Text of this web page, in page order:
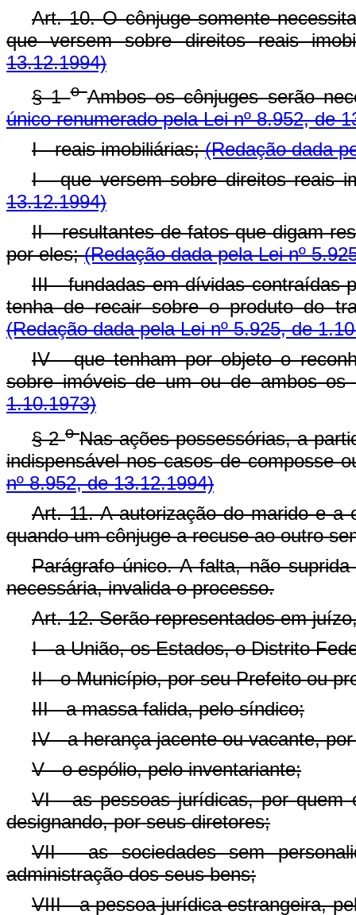
Art. 10. O cônjuge somente
que versem sobre direitos reais
13.12.1994)
§ 1oAmbos os cônjuges serão
único renumerado pela Lei nº 8.952, de
I - reais imobiliárias;(Redação dada
I - que versem sobre direitos reais
13.12.1994)
II - resultantes de fatos que digam
por eles;(Redação dada pela Lei nº
III - fundadas em dívidas contraídas
tenha de recair sobre o produto do
(Redação dada pela Lei nº 5.925, de
IV - que tenham por objeto o
sobre imóveis de um ou de ambos
1.10.1973)
§ 2oNas ações possessórias, a
indispensável nos casos de composse
nº 8.952, de 13.12.1994)
Art. 11. A autorização do marido e a
quando um cônjuge a recuse ao outro
Parágrafo único. A falta, não
necessária, invalida o processo.
Art. 12. Serão representados em
I - a União, os Estados, o Distrito
II - o Município, por seu Prefeito ou
III - a massa falida, pelo síndico;
IV - a herança jacente ou vacante,
V - o espólio, pelo inventariante;
VI - as pessoas jurídicas, por quem
designando, por seus diretores;
VII - as sociedades sem
administração dos seus bens;
VIII - a pessoa jurídica estrangeira,